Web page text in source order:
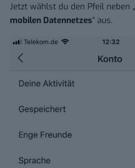
Jetzt wählst du den Pfeil neben „
mobilen Datennetzes“ aus.